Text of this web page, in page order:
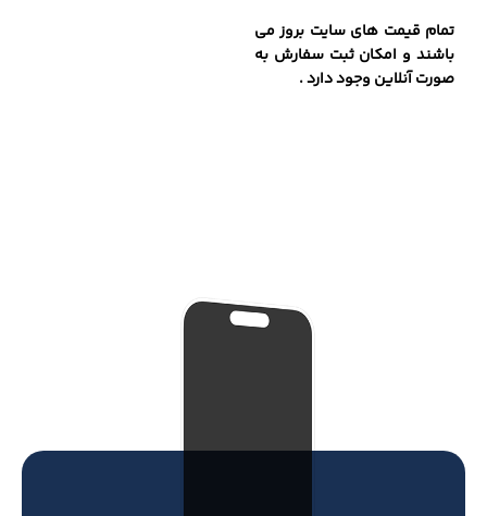
تمام قیمت های سایت بروز می
باشند و امکان ثبت سفارش به
صورت آنلاین وجود دارد .